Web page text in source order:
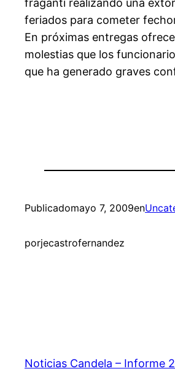
fraganti realizando una
feriados para cometer
En próximas entregas
molestias que los
que ha generado graves
Publicadomayo 7, 2009en
porjecastrofernandez
Noticias Candela – Informe